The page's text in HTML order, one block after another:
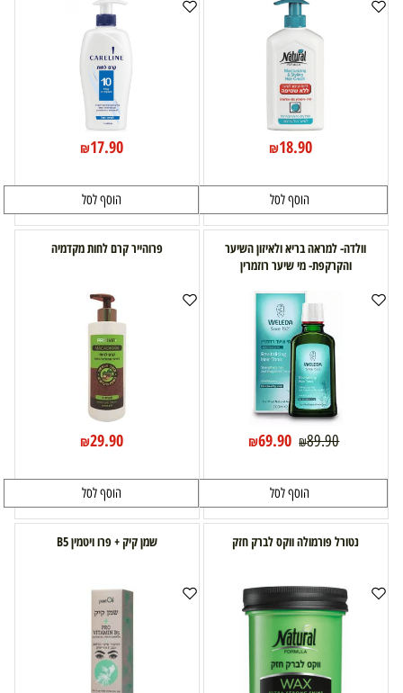
₪18.90
הוסף לסל
₪17.90
הוסף לסל
וולדה- למראה בריא ולאיזון השיער
והקרקפת- מי שיער רוזמרין
₪89.90
₪69.90
הוסף לסל
פרוהייר קרם לחות מקדמיה
₪29.90
הוסף לסל
נטורל פורמולה ווקס לברק חזק שמן קיק + פרו ויטמין B5